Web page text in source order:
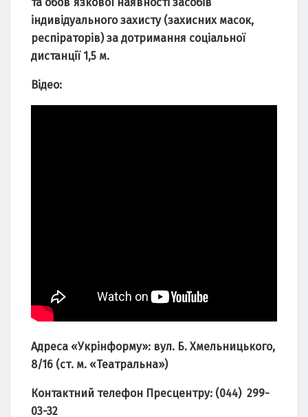
індивідуального захисту (захисних масок,
респіраторів) за дотримання соціальної
дистанції 1,5 м.
Відео:
Адреса «Укрінформу»: вул. Б. Хмельницького,
8/16 (ст. м. «Театральна»)
Контактний телефон Пресцентру: (044) 299-
03-32